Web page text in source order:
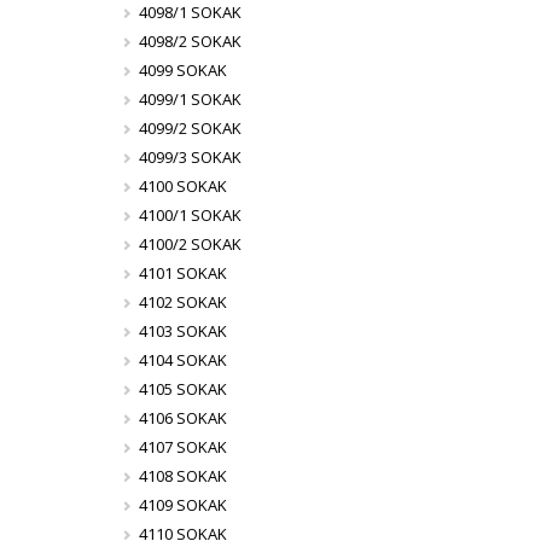
4098/1 SOKAK
4098/2 SOKAK
4099 SOKAK
4099/1 SOKAK
4099/2 SOKAK
4099/3 SOKAK
4100 SOKAK
4100/1 SOKAK
4100/2 SOKAK
4101 SOKAK
4102 SOKAK
4103 SOKAK
4104 SOKAK
4105 SOKAK
4106 SOKAK
4107 SOKAK
4108 SOKAK
4109 SOKAK
4110 SOKAK